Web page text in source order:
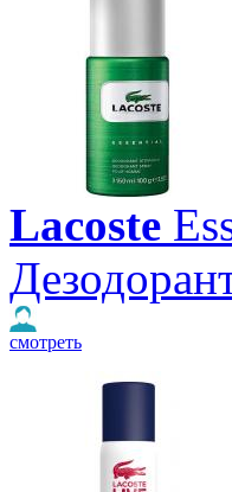
Lacoste
смотреть